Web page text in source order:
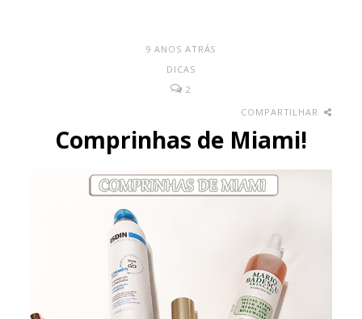
9 ANOS ATRÁS
DICAS
2
COMPARTILHAR
Comprinhas de Miami!